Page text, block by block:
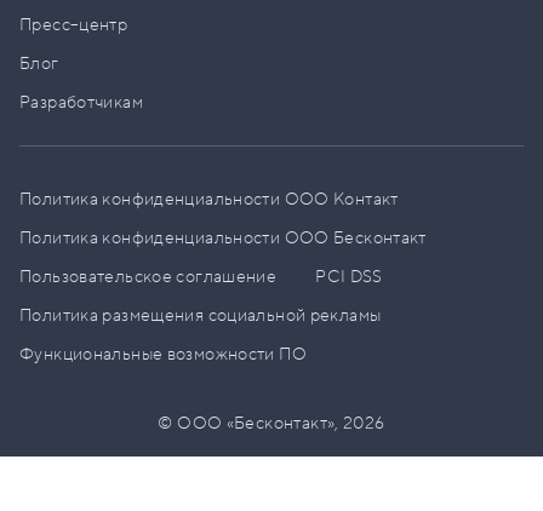
Пресс–центр
Блог
Разработчикам
Политика конфиденциальности ООО Контакт
Политика конфиденциальности ООО Бесконтакт
Пользовательское соглашение
PCI DSS
Политика размещения социальной рекламы
Функциональные возможности ПО
© ООО «Бесконтакт»,2026